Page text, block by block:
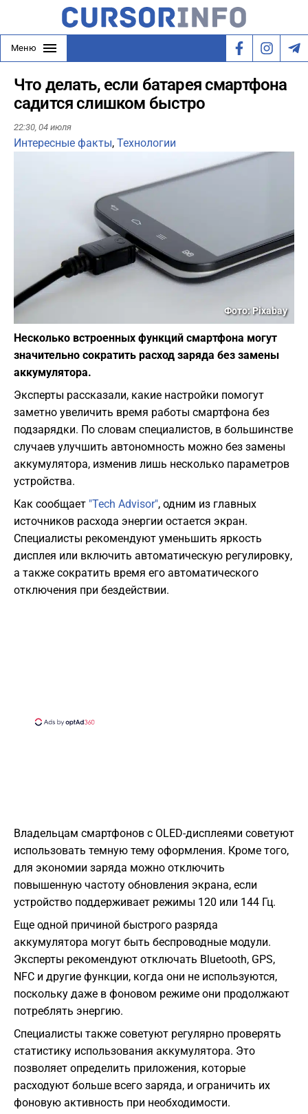
Меню
Что делать, если батарея смартфона
садится слишком быстро
22:30, 04 июля
Интересные факты, Технологии
Фото: Pixabay
Несколько встроенных функций смартфона могут
значительно сократить расход заряда без замены
аккумулятора.
Эксперты рассказали, какие настройки помогут
заметно увеличить время работы смартфона без
подзарядки. По словам специалистов, в большинстве
случаев улучшить автономность можно без замены
аккумулятора, изменив лишь несколько параметров
устройства.
Как сообщает "Tech Advisor", одним из главных
источников расхода энергии остается экран.
Специалисты рекомендуют уменьшить яркость
дисплея или включить автоматическую регулировку,
а также сократить время его автоматического
отключения при бездействии.
Владельцам смартфонов с OLED-дисплеями советуют
использовать темную тему оформления. Кроме того,
для экономии заряда можно отключить
повышенную частоту обновления экрана, если
устройство поддерживает режимы 120 или 144 Гц.
Еще одной причиной быстрого разряда
аккумулятора могут быть беспроводные модули.
Эксперты рекомендуют отключать Bluetooth, GPS,
NFC и другие функции, когда они не используются,
поскольку даже в фоновом режиме они продолжают
потреблять энергию.
Специалисты также советуют регулярно проверять
статистику использования аккумулятора. Это
позволяет определить приложения, которые
расходуют больше всего заряда, и ограничить их
фоновую активность при необходимости.